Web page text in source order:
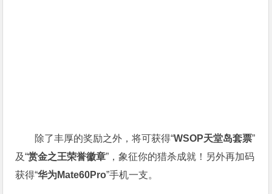
除了丰厚的奖励之外，将可获得“WSOP天堂岛套票”
及“赏金之王荣誉徽章”，象征你的猎杀成就！另外再加码
获得“华为Mate60Pro”手机一支。